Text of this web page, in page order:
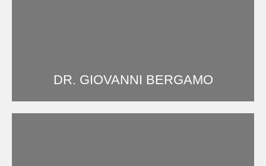
DR. GIOVANNI BERGAMO